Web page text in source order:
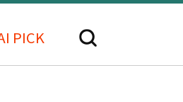
PICK